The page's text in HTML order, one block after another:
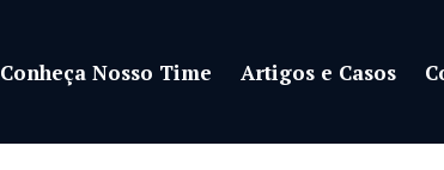
Conheça Nosso Time Artigos e Casos